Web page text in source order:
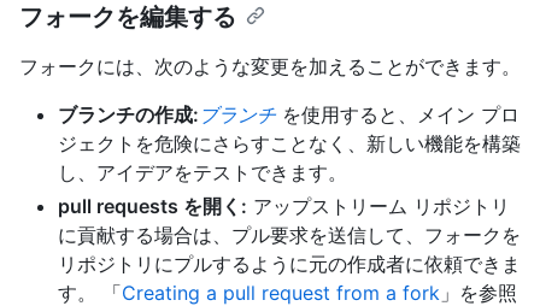
フォークを編集する
フォークには、次のような変更を加えることができます。
ブランチの作成: ブランチ を使用すると、メイン プロ
ジェクトを危険にさらすことなく、新しい機能を構築
し、アイデアをテストできます。
pull requests を開く: アップストリーム リポジトリ
に貢献する場合は、プル要求を送信して、フォークを
リポジトリにプルするように元の作成者に依頼できま
す。 「Creating a pull request from a fork 」を参照